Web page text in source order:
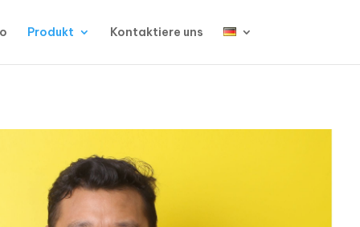
Produkt Kontaktiere uns